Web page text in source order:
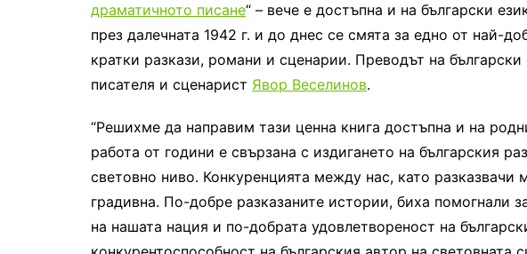
драматичното писане“ – вече е достъпна и на български
през далечната 1942 г. и до днес се смята за едно от най-
кратки разкази, романи и сценарии. Преводът на български
писателя и сценарист Явор Веселинов.
“Решихме да направим тази ценна книга достъпна и на
работа от години е свързана с издигането на българския
световно ниво. Конкуренцията между нас, като разказвачи
градивна. По-добре разказаните истории, биха помогнали
на нашата нация и по-добрата удовлетвореност на